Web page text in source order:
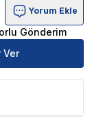
Ürün
Yorum Ekle
Gönderim
Ver